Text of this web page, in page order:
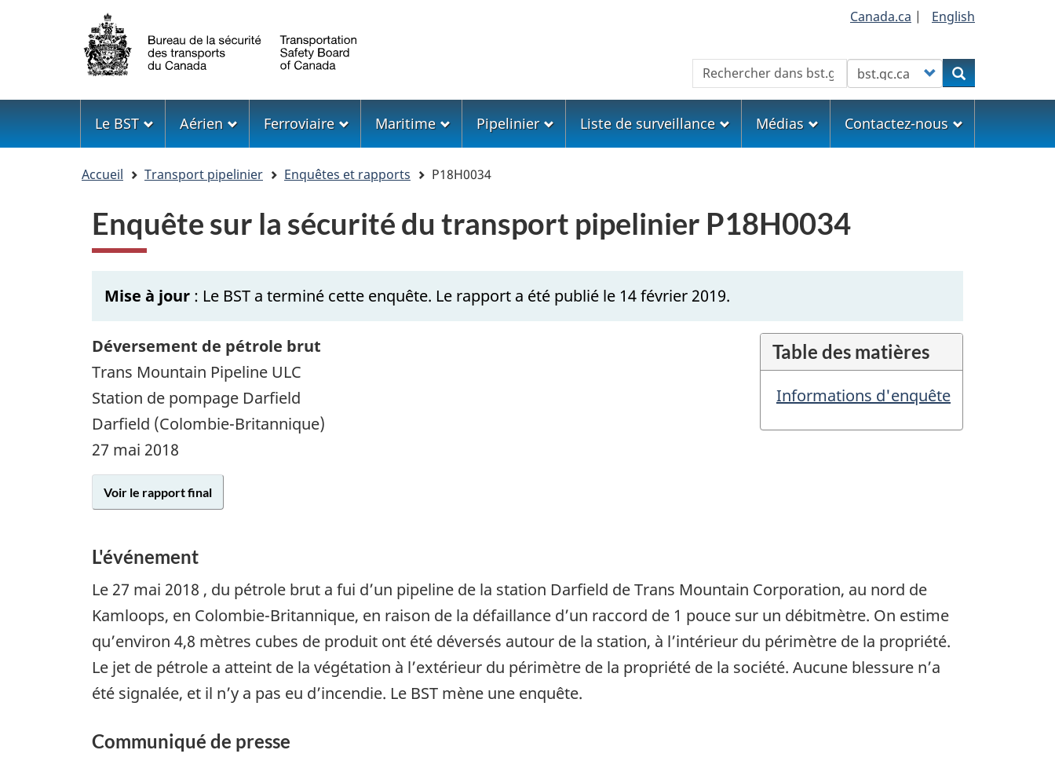
Sélection
de
la
langue
Canada.ca | English
Rechercher Customize your searchRechercher
Menu
Le BST Aérien Ferroviaire Maritime Pipelinier Liste de surveillance Médias Contactez-nous
Accueil Transport pipelinier Enquêtes et rapports P18H0034
Enquête sur la sécurité du transport pipelinier P18H0034
Mise à jour : Le BST a terminé cette enquête. Le rapport a été publié le 14 février 2019.
Table des matières
Informations d'enquête
Déversement de pétrole brut
Trans Mountain Pipeline ULC
Station de pompage Darfield
Darfield (Colombie-Britannique)
27 mai 2018
Voir le rapport final
L'événement
Le 27 mai 2018 , du pétrole brut a fui d’un pipeline de la station Darfield de Trans Mountain Corporation, au nord de
Kamloops, en Colombie-Britannique, en raison de la défaillance d’un raccord de 1 pouce sur un débitmètre. On estime
qu’environ 4,8 mètres cubes de produit ont été déversés autour de la station, à l’intérieur du périmètre de la propriété.
Le jet de pétrole a atteint de la végétation à l’extérieur du périmètre de la propriété de la société. Aucune blessure n’a
été signalée, et il n’y a pas eu d’incendie. Le BST mène une enquête.
Communiqué de presse